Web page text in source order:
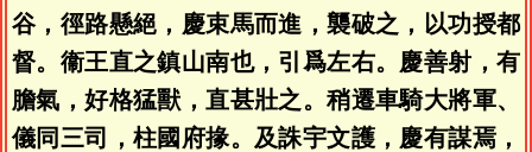
谷，徑路懸絕，慶束馬而進，襲破之，以功授都
督。衞王直之鎮山南也，引爲左右。慶善射，有
膽氣，好格猛獸，直甚壯之。稍遷車騎大將軍、
儀同三司，柱國府掾。及誅宇文護，慶有謀焉，